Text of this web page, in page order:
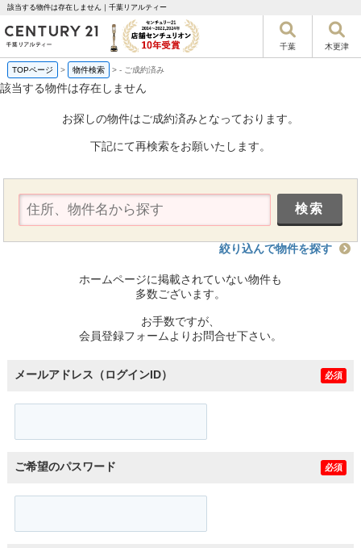
該当する物件は存在しません｜千葉リアルティー
千葉 木更津
TOPページ > 物件検索 >- ご成約済み
該当する物件は存在しません
お探しの物件はご成約済みとなっております。
下記にて再検索をお願いたします。
絞り込んで物件を探す
ホームページに掲載されていない物件も
多数ございます。
お手数ですが、
会員登録フォームよりお問合せ下さい。
メールアドレス（ログインID） 必須
ご希望のパスワード 必須